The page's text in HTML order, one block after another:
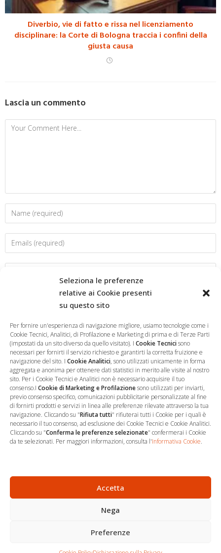
Seleziona le preferenze
relative ai Cookie presenti
su questo sito
Per fornire un'esperienza di navigazione migliore, usiamo tecnologie come i
Cookie Tecnici, Analitici, di Profilazione e Marketing di prima e di Terze Parti
(impostati da un sito diverso da quello visitato). I Cookie Tecnicisono
necessari per fornirti il servizio richiesto e garantirti la corretta fruizione e
navigazione del sito. I Cookie Analitici, sono utilizzati unicamente in forma
aggregata e anonima per ottenere dati statistici in merito alle visite al nostro
sito. Per i Cookie Tecnici e Analitici non è necessario acquisire il tuo
consenso.I Cookie di Marketing e Profilazionesono utilizzati per inviarti,
previo consenso specifico, comunicazioni pubblicitarie personalizzate al fine
di fornirti prodotti e servizi in linea alle preferenze rilevate attraverso la tua
navigazione. Cliccando su "Rifiuta tutti" rifiuterai tutti i Cookie per i quali è
necessario il tuo consenso, ad esclusione dei Cookie Tecnici e Cookie Analitici.
Cliccando su "Conferma le preferenze selezionate" confermerai i Cookie
da te selezionati. Per maggiori informazioni, consulta l'Informativa Cookie.
Accetta
Nega
Preferenze
Diverbio, vie di fatto e rissa nel licenziamento
disciplinare: la Corte di Bologna traccia i confini della
giusta causa
Lascia un commento
Salva il mio nome, email e sito web in questo browser per la
prossima volta che commento.
… Sede Operativa
06 9522 7890
info@studioargari.it
P.I. 17504191002